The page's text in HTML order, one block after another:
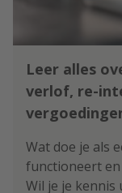
Leer alles
verlof, re-
Wat doe je als
functioneert en
Wil je je kennis